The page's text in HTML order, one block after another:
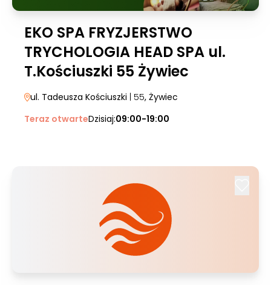
EKO SPA FRYZJERSTWO
TRYCHOLOGIA HEAD SPA ul.
T.Kościuszki 55 Żywiec
ul. Tadeusza Kościuszki | 55, Żywiec
Teraz otwarteDzisiaj:09:00-19:00